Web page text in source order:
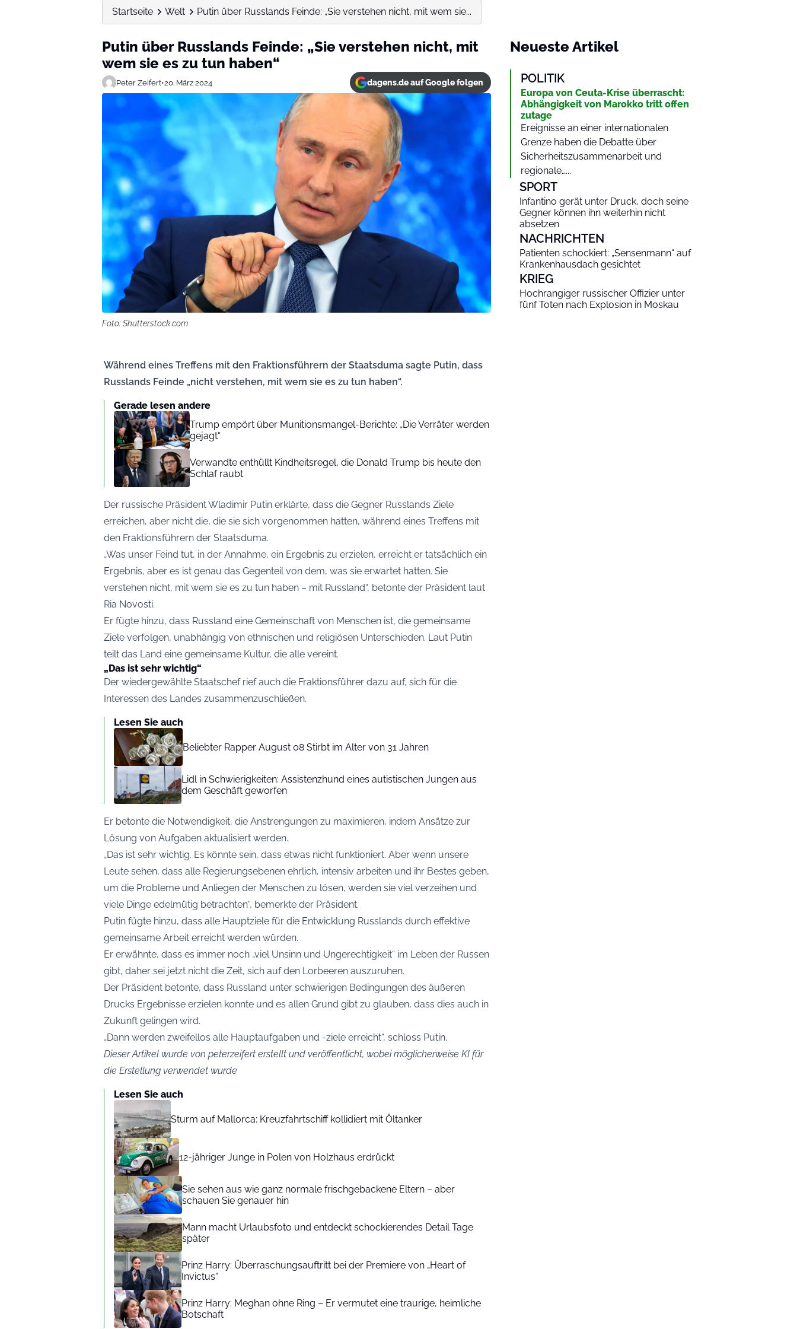
Startseite Welt Putin über Russlands Feinde: „Sie verstehen nicht, mit wem sie...
Putin über Russlands Feinde: „Sie verstehen nicht, mit
wem sie es zu tun haben“
Peter Zeifert•20. März 2024 dagens.de auf Google folgen
Foto: Shutterstock.com
Während eines Treffens mit den Fraktionsführern der Staatsduma sagte Putin, dass
Russlands Feinde „nicht verstehen, mit wem sie es zu tun haben“.
Gerade lesen andere
Trump empört über Munitionsmangel-Berichte: „Die Verräter werden
gejagt“
Verwandte enthüllt Kindheitsregel, die Donald Trump bis heute den
Schlaf raubt
Der russische Präsident Wladimir Putin erklärte, dass die Gegner Russlands Ziele
erreichen, aber nicht die, die sie sich vorgenommen hatten, während eines Treffens mit
den Fraktionsführern der Staatsduma.
„Was unser Feind tut, in der Annahme, ein Ergebnis zu erzielen, erreicht er tatsächlich ein
Ergebnis, aber es ist genau das Gegenteil von dem, was sie erwartet hatten. Sie
verstehen nicht, mit wem sie es zu tun haben – mit Russland“, betonte der Präsident laut
Ria Novosti.
Er fügte hinzu, dass Russland eine Gemeinschaft von Menschen ist, die gemeinsame
Ziele verfolgen, unabhängig von ethnischen und religiösen Unterschieden. Laut Putin
teilt das Land eine gemeinsame Kultur, die alle vereint.
„Das ist sehr wichtig“
Der wiedergewählte Staatschef rief auch die Fraktionsführer dazu auf, sich für die
Interessen des Landes zusammenzuschließen.
Lesen Sie auch
Beliebter Rapper August 08 Stirbt im Alter von 31 Jahren
Lidl in Schwierigkeiten: Assistenzhund eines autistischen Jungen aus
dem Geschäft geworfen
Er betonte die Notwendigkeit, die Anstrengungen zu maximieren, indem Ansätze zur
Lösung von Aufgaben aktualisiert werden.
„Das ist sehr wichtig. Es könnte sein, dass etwas nicht funktioniert. Aber wenn unsere
Leute sehen, dass alle Regierungsebenen ehrlich, intensiv arbeiten und ihr Bestes geben,
um die Probleme und Anliegen der Menschen zu lösen, werden sie viel verzeihen und
viele Dinge edelmütig betrachten“, bemerkte der Präsident.
Putin fügte hinzu, dass alle Hauptziele für die Entwicklung Russlands durch effektive
gemeinsame Arbeit erreicht werden würden.
Er erwähnte, dass es immer noch „viel Unsinn und Ungerechtigkeit“ im Leben der Russen
gibt, daher sei jetzt nicht die Zeit, sich auf den Lorbeeren auszuruhen.
Der Präsident betonte, dass Russland unter schwierigen Bedingungen des äußeren
Drucks Ergebnisse erzielen konnte und es allen Grund gibt zu glauben, dass dies auch in
Zukunft gelingen wird.
„Dann werden zweifellos alle Hauptaufgaben und -ziele erreicht“, schloss Putin.
Dieser Artikel wurde von peterzeifert erstellt und veröffentlicht, wobei möglicherweise KI für
die Erstellung verwendet wurde
Lesen Sie auch
Sturm auf Mallorca: Kreuzfahrtschiff kollidiert mit Öltanker
12-jähriger Junge in Polen von Holzhaus erdrückt
Sie sehen aus wie ganz normale frischgebackene Eltern – aber
schauen Sie genauer hin
Mann macht Urlaubsfoto und entdeckt schockierendes Detail Tage
später
Prinz Harry: Überraschungsauftritt bei der Premiere von „Heart of
Invictus“
Prinz Harry: Meghan ohne Ring – Er vermutet eine traurige, heimliche
Botschaft
Neueste Artikel
POLITIK
Europa von Ceuta-Krise überrascht:
Abhängigkeit von Marokko tritt offen
zutage
Ereignisse an einer internationalen
Grenze haben die Debatte über
Sicherheitszusammenarbeit und
regionale…...
SPORT
Infantino gerät unter Druck, doch seine
Gegner können ihn weiterhin nicht
absetzen
NACHRICHTEN
Patienten schockiert: „Sensenmann“ auf
Krankenhausdach gesichtet
KRIEG
Hochrangiger russischer Offizier unter
fünf Toten nach Explosion in Moskau